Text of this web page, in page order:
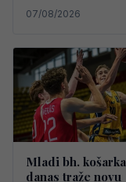
07/08/2026
Mladi bh.
danas traže novu